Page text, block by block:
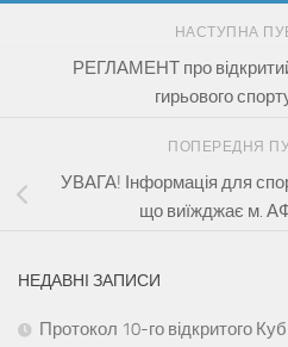
НАСТУПНА
РЕГЛАМЕНТ про
гирьового
ПОПЕРЕДНЯ
УВАГА! Інформація для
що виїжджає м.
НЕДАВНІ ЗАПИСИ
Протокол 10-го відкритого